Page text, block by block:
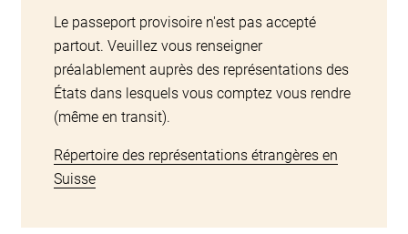
Le passeport provisoire n'est pas accepté
partout. Veuillez vous renseigner
préalablement auprès des représentations des
États dans lesquels vous comptez vous rendre
(même en transit).
Répertoire des représentations étrangères en
Suisse